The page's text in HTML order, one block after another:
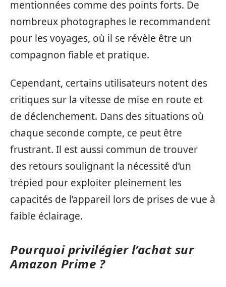
mentionnées comme des points forts. De
nombreux photographes le recommandent
pour les voyages, où il se révèle être un
compagnon fiable et pratique.
Cependant, certains utilisateurs notent des
critiques sur la vitesse de mise en route et
de déclenchement. Dans des situations où
chaque seconde compte, ce peut être
frustrant. Il est aussi commun de trouver
des retours soulignant la nécessité d’un
trépied pour exploiter pleinement les
capacités de l’appareil lors de prises de vue à
faible éclairage.
Pourquoi privilégier l’achat sur
Amazon Prime ?